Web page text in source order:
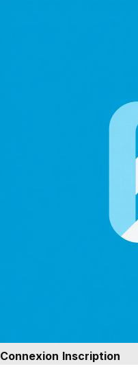
Connexion Inscription